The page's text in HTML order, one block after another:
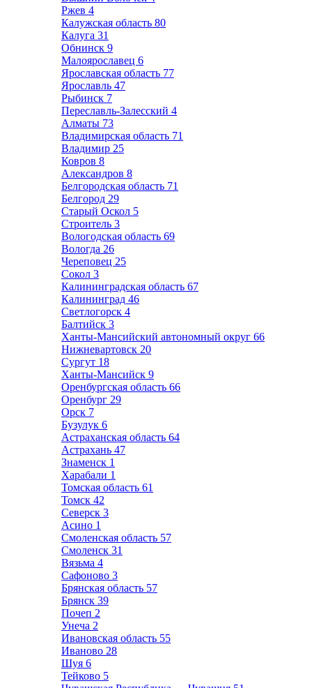
Ржев 4
Калужская область 80
Калуга 31
Обнинск 9
Малоярославец 6
Ярославская область 77
Ярославль 47
Рыбинск 7
Переславль-Залесский 4
Алматы 73
Владимирская область 71
Владимир 25
Ковров 8
Александров 8
Белгородская область 71
Белгород 29
Старый Оскол 5
Строитель 3
Вологодская область 69
Вологда 26
Череповец 25
Сокол 3
Калининградская область 67
Калининград 46
Светлогорск 4
Балтийск 3
Ханты-Мансийский автономный округ 66
Нижневартовск 20
Сургут 18
Ханты-Мансийск 9
Оренбургская область 66
Оренбург 29
Орск 7
Бузулук 6
Астраханская область 64
Астрахань 47
Знаменск 1
Харабали 1
Томская область 61
Томск 42
Северск 3
Асино 1
Смоленская область 57
Смоленск 31
Вязьма 4
Сафоново 3
Брянская область 57
Брянск 39
Почеп 2
Унеча 2
Ивановская область 55
Иваново 28
Шуя 6
Тейково 5